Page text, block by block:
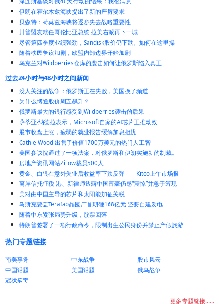
伊朗在霍尔木兹海峡提出了新的严厉要求
贝森特：荷莫兹海峡将逐步失去战略重要性
川普盟友就任哥伦比亚总统 拉美右派再下一城
尽管第四季度业绩强劲，Sandisk股价仍下跌。如何在这里操
随着移民争议加剧，欧盟内部边界开始加剧
乌克兰对Wildberries仓库的袭击如何让俄罗斯陷入真正
过去24小时与48小时之间新闻
没人关注的战争：俄罗斯正在失败，美国换了频道
为什么博通股价周五飙升？
俄罗斯最大的银行感受到Wildberries袭击的后果
萨蒂亚·纳德拉表示，Microsoft自家的AI芯片正推动效
股市收盘上涨，疲弱的就业报告缓解加息担忧
Cathie Wood 出售了价值1700万美元的热门人工智
美国参议院通过了一项法案，对俄罗斯和伊朗实施新的制裁。
房地产资讯网站Zillow裁员500人
黄金、白银在意外失业后收益率下跌反弹——Kitco上午市场报
离岸信托征税 港、新律师透露中国富豪仍感“震惊”并急于筹现
美对由中国主导的芯片和太阳能加征关税
马斯克要盖Terafab晶圆厂首期砸168亿元 还要自建发电
随着中东紧张局势升级，股票回落
特朗普签署了一项行政命令，限制出生公民身份并禁止产假旅游
热门专题链接
南美事务 中东战争
股市风云
中国话题
美国话题
俄乌战争
冠状病毒
更多专题链接......